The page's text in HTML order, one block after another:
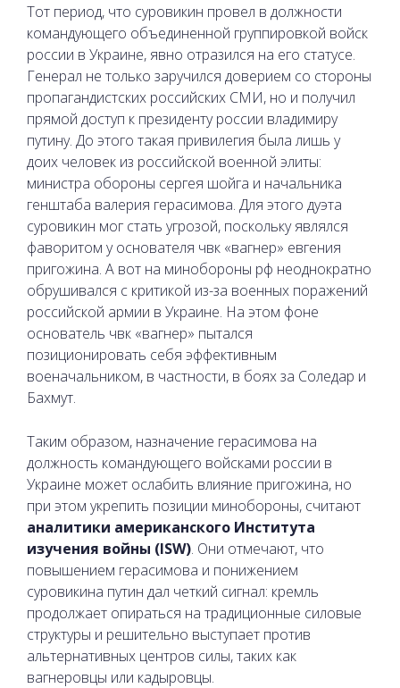
Тот период, что суровикин провел в должности
командующего объединенной группировкой войск
россии в Украине, явно отразился на его статусе.
Генерал не только заручился доверием со стороны
пропагандистских российских СМИ, но и получил
прямой доступ к президенту россии владимиру
путину. До этого такая привилегия была лишь у
доих человек из российской военной элиты:
министра обороны сергея шойга и начальника
генштаба валерия герасимова. Для этого дуэта
суровикин мог стать угрозой, поскольку являлся
фаворитом у основателя чвк «вагнер» евгения
пригожина. А вот на минобороны рф неоднократно
обрушивался с критикой из-за военных поражений
российской армии в Украине. На этом фоне
основатель чвк «вагнер» пытался
позиционировать себя эффективным
военачальником, в частности, в боях за Соледар и
Бахмут.
Таким образом, назначение герасимова на
должность командующего войсками россии в
Украине может ослабить влияние пригожина, но
при этом укрепить позиции минобороны, считают
аналитики американского Института
изучения войны (ISW). Они отмечают, что
повышением герасимова и понижением
суровикина путин дал четкий сигнал: кремль
продолжает опираться на традиционные силовые
структуры и решительно выступает против
альтернативных центров силы, таких как
вагнеровцы или кадыровцы.